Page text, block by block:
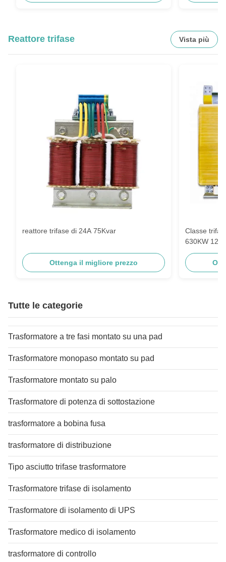
Reattore trifase Vista più
reattore trifase di 24A 75Kvar
Ottenga il migliore prezzo
Classe
630KW
Tutte le categorie
Trasformatore a tre fasi montato su una pad
Trasformatore monopaso montato su pad
Trasformatore montato su palo
Trasformatore di potenza di sottostazione
trasformatore a bobina fusa
trasformatore di distribuzione
Tipo asciutto trifase trasformatore
Trasformatore trifase di isolamento
Trasformatore di isolamento di UPS
Trasformatore medico di isolamento
trasformatore di controllo